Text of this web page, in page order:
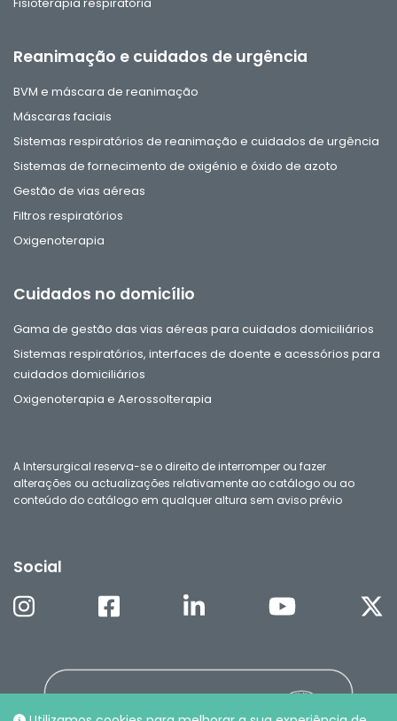
Reanimação e cuidados de urgência
BVM e máscara de reanimação
Máscaras faciais
Sistemas respiratórios de reanimação e cuidados de urgência
Sistemas de fornecimento de oxigénio e óxido de azoto
Gestão de vias aéreas
Filtros respiratórios
Oxigenoterapia
Cuidados no domicílio
Gama de gestão das vias aéreas para cuidados domiciliários
Sistemas respiratórios, interfaces de doente e acessórios para
cuidados domiciliários
Oxigenoterapia e Aerossolterapia
A Intersurgical reserva-se o direito de interromper ou fazer
alterações ou actualizações relativamente ao catálogo ou ao
conteúdo do catálogo em qualquer altura sem aviso prévio
Social